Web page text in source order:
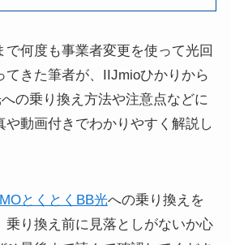
で何度も事業者変更を使って光回
てきた筆者が、IIJmioひかりから
の乗り換え方法や注意点などに
や動画付きでわかりやすく解説し
とくとくBB光への乗り換えを
乗り換え前に見落としがないか心